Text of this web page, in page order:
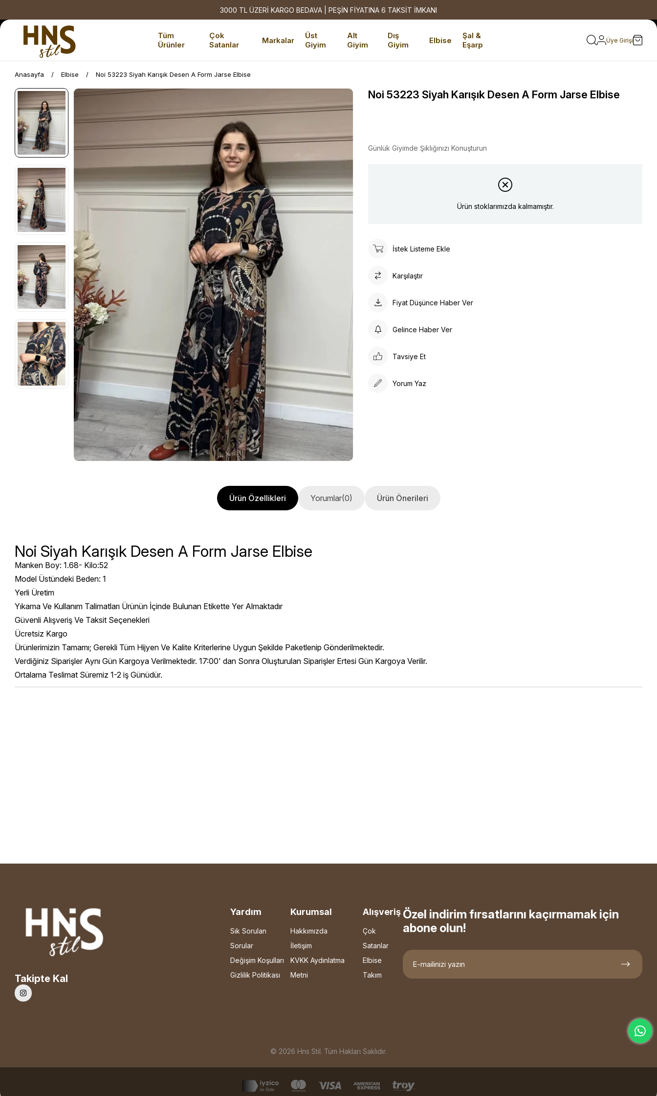
3000 TL ÜZERİ KARGO BEDAVA | PEŞİN FİYATINA 6 TAKSİT İMKANI
Tüm
Ürünler
Çok
Satanlar
Markalar
Üst
Giyim
Alt
Giyim
Dış
Giyim
Elbise
Şal &
Eşarp
Üye Girişi
Anasayfa Elbise Noi 53223 Siyah Karışık Desen A Form Jarse Elbise
Noi 53223 Siyah Karışık Desen A Form Jarse Elbise
Günlük Giyimde Şıklığınızı Konuşturun
Ürün stoklarımızda kalmamıştır.
İstek Listeme Ekle
Karşılaştır
Fiyat Düşünce Haber Ver
Gelince Haber Ver
Tavsiye Et
Yorum Yaz
Ürün Özellikleri Yorumlar(0) Ürün Önerileri
Noi Siyah Karışık Desen A Form Jarse Elbise
Manken Boy: 1.68- Kilo:52
Model Üstündeki Beden: 1
Yerli Üretim
Yıkama Ve Kullanım Talimatları Ürünün İçinde Bulunan Etikette Yer Almaktadır
Güvenli Alışveriş Ve Taksit Seçenekleri
Ücretsiz Kargo
Ürünlerimizin Tamamı; Gerekli Tüm Hijyen Ve Kalite Kriterlerine Uygun Şekilde Paketlenip Gönderilmektedir.
Verdiğiniz Siparişler Aynı Gün Kargoya Verilmektedir. 17:00' dan Sonra Oluşturulan Siparişler Ertesi Gün Kargoya Verilir.
Ortalama Teslimat Süremiz 1-2 iş Günüdür.
Takipte Kal
Yardım
Sık Sorulan
Sorular
Değişim Koşulları
Gizlilik Politikası
Kurumsal
Hakkımızda
İletişim
KVKK Aydınlatma
Metni
Alışveriş
Çok
Satanlar
Elbise
Takım
Özel indirim fırsatlarını kaçırmamak için
abone olun!
© 2026 Hns Stil. Tüm Hakları Saklıdır.